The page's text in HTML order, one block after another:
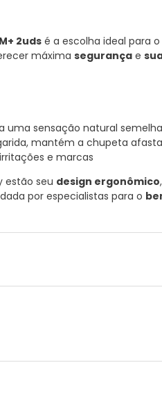
2uds é a escolha ideal para
máxima segurança e
uma sensação natural
mantém a chupeta
e marcas
estão seu design ergonômico
por especialistas para o